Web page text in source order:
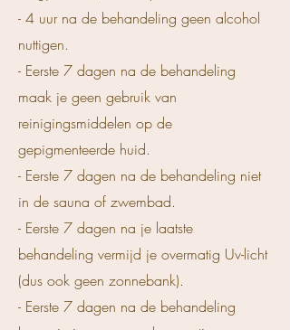
- 4 uur na de behandeling geen alcohol
nuttigen.
- Eerste 7 dagen na de behandeling
maak je geen gebruik van
reinigingsmiddelen op de
gepigmenteerde huid.
- Eerste 7 dagen na de behandeling niet
in de sauna of zwembad.
- Eerste 7 dagen na je laatste
behandeling vermijd je overmatig Uv-licht
(dus ook geen zonnebank).
- Eerste 7 dagen na de behandeling